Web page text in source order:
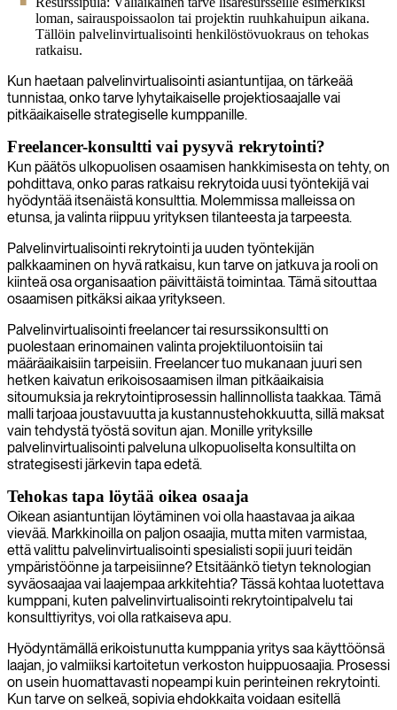
loman, sairauspoissaolon tai projektin ruuhkahuipun aikana.
Tällöin palvelinvirtualisointi henkilöstövuokraus on tehokas
ratkaisu.
Kun haetaan palvelinvirtualisointi asiantuntijaa, on tärkeää
tunnistaa, onko tarve lyhytaikaiselle projektiosaajalle vai
pitkäaikaiselle strategiselle kumppanille.
Freelancer-konsultti vai pysyvä rekrytointi?
Kun päätös ulkopuolisen osaamisen hankkimisesta on tehty, on
pohdittava, onko paras ratkaisu rekrytoida uusi työntekijä vai
hyödyntää itsenäistä konsulttia. Molemmissa malleissa on
etunsa, ja valinta riippuu yrityksen tilanteesta ja tarpeesta.
Palvelinvirtualisointi rekrytointi ja uuden työntekijän
palkkaaminen on hyvä ratkaisu, kun tarve on jatkuva ja rooli on
kiinteä osa organisaation päivittäistä toimintaa. Tämä sitouttaa
osaamisen pitkäksi aikaa yritykseen.
Palvelinvirtualisointi freelancer tai resurssikonsultti on
puolestaan erinomainen valinta projektiluontoisiin tai
määräaikaisiin tarpeisiin. Freelancer tuo mukanaan juuri sen
hetken kaivatun erikoisosaamisen ilman pitkäaikaisia
sitoumuksia ja rekrytointiprosessin hallinnollista taakkaa. Tämä
malli tarjoaa joustavuutta ja kustannustehokkuutta, sillä maksat
vain tehdystä työstä sovitun ajan. Monille yrityksille
palvelinvirtualisointi palveluna ulkopuoliselta konsultilta on
strategisesti järkevin tapa edetä.
Tehokas tapa löytää oikea osaaja
Oikean asiantuntijan löytäminen voi olla haastavaa ja aikaa
vievää. Markkinoilla on paljon osaajia, mutta miten varmistaa,
että valittu palvelinvirtualisointi spesialisti sopii juuri teidän
ympäristöönne ja tarpeisiinne? Etsitäänkö tietyn teknologian
syväosaajaa vai laajempaa arkkitehtia? Tässä kohtaa luotettava
kumppani, kuten palvelinvirtualisointi rekrytointipalvelu tai
konsulttiyritys, voi olla ratkaiseva apu.
Hyödyntämällä erikoistunutta kumppania yritys saa käyttöönsä
laajan, jo valmiiksi kartoitetun verkoston huippuosaajia. Prosessi
on usein huomattavasti nopeampi kuin perinteinen rekrytointi.
Kun tarve on selkeä, sopivia ehdokkaita voidaan esitellä